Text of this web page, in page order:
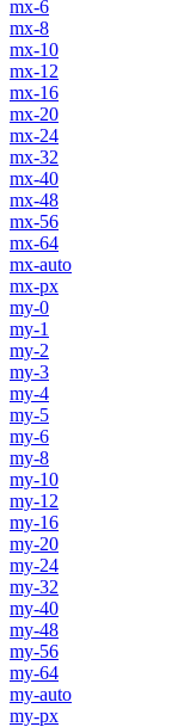
mx-6
mx-8
mx-10
mx-12
mx-16
mx-20
mx-24
mx-32
mx-40
mx-48
mx-56
mx-64
mx-auto
mx-px
my-0
my-1
my-2
my-3
my-4
my-5
my-6
my-8
my-10
my-12
my-16
my-20
my-24
my-32
my-40
my-48
my-56
my-64
my-auto
my-px